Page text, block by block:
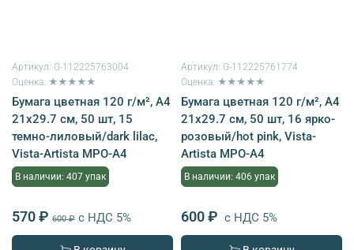
Артикул: G-112225763004
Оценка: ★★★★★
Бумага цветная 120 г/м², A4
21х29.7 см, 50 шт, 15
темно-лиловый/dark lilac,
Vista-Artista MPO-A4
В наличии: 407 упак
570 ₽ 600 ₽ с НДС 5%
Артикул: G-112225761774
Оценка: ★★★★★
Бумага цветная 120 г/м², A4
21х29.7 см, 50 шт, 16 ярко-
розовый/hot pink, Vista-
Artista MPO-A4
В наличии: 406 упак
600 ₽ с НДС 5%